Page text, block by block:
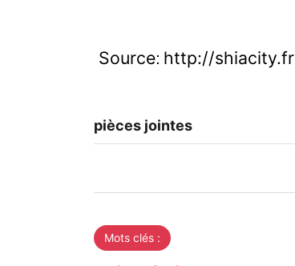
Source: http://shiacity.fr
pièces jointes
Mots clés :